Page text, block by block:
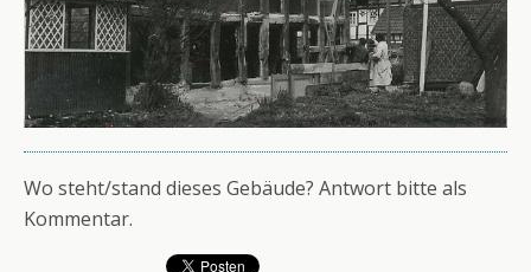
Wo steht/stand dieses Gebäude? Antwort bitte als
Kommentar.